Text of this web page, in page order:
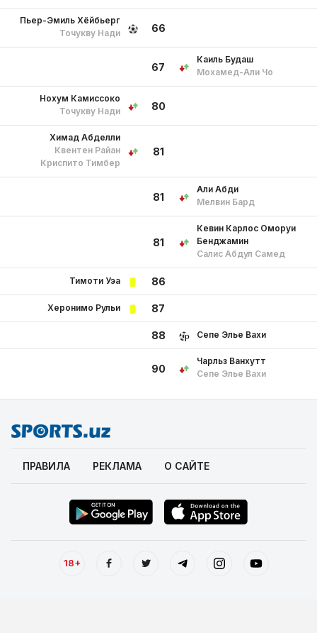
66
Пьер-Эмиль Хёйбьерг
Точукву Нади
67
Каиль Будаш
Мохамед-Али Чо
80
Нохум Камиссоко
Точукву Нади
81
Химад Абделли
Квентен Райан
Криспито Тимбер
81
Али Абди
Мелвин Бард
81
Кевин Карлос Оморуи
Бенджамин
Салис Абдул Самед
86
Тимоти Уэа
87
Херонимо Рульи
88 Сепе Элье Вахи
90
Чарльз Ванхутт
Сепе Элье Вахи
ПРАВИЛА РЕКЛАМА О САЙТЕ
18+